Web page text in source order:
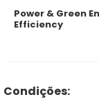
Power & Green
Efficiency
Condições: